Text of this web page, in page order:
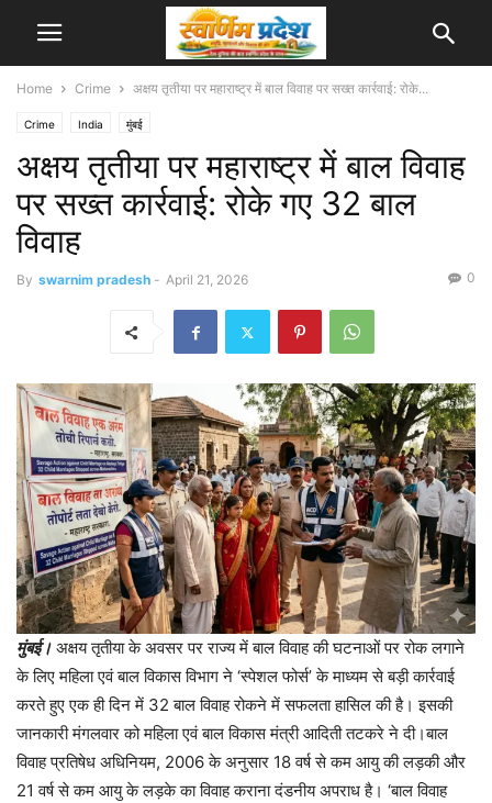
Home Crime अक्षय तृतीया पर महाराष्ट्र में बाल विवाह पर सख्त कार्रवाई: रोके...
Crime India मुंबई
अक्षय तृतीया पर महाराष्ट्र में बाल विवाह
पर सख्त कार्रवाई: रोके गए 32 बाल
विवाह
By swarnim pradesh - April 21, 2026 0
मुंबई। अक्षय तृतीया के अवसर पर राज्य में बाल विवाह की घटनाओं पर रोक लगाने
के लिए महिला एवं बाल विकास विभाग ने ‘स्पेशल फोर्स’ के माध्यम से बड़ी कार्रवाई
करते हुए एक ही दिन में 32 बाल विवाह रोकने में सफलता हासिल की है। इसकी
जानकारी मंगलवार को महिला एवं बाल विकास मंत्री आदिती तटकरे ने दी।बाल
विवाह प्रतिषेध अधिनियम, 2006 के अनुसार 18 वर्ष से कम आयु की लड़की और
21 वर्ष से कम आयु के लड़के का विवाह कराना दंडनीय अपराध है। ‘बाल विवाह